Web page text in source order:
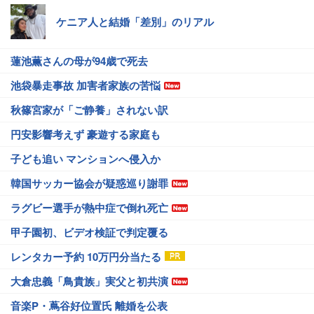
ケニア人と結婚「差別」のリアル
蓮池薫さんの母が94歳で死去
池袋暴走事故 加害者家族の苦悩
秋篠宮家が「ご静養」されない訳
円安影響考えず 豪遊する家庭も
子ども追い マンションへ侵入か
韓国サッカー協会が疑惑巡り謝罪
ラグビー選手が熱中症で倒れ死亡
甲子園初、ビデオ検証で判定覆る
レンタカー予約 10万円分当たる
大倉忠義「鳥貴族」実父と初共演
音楽P・蔦谷好位置氏 離婚を公表